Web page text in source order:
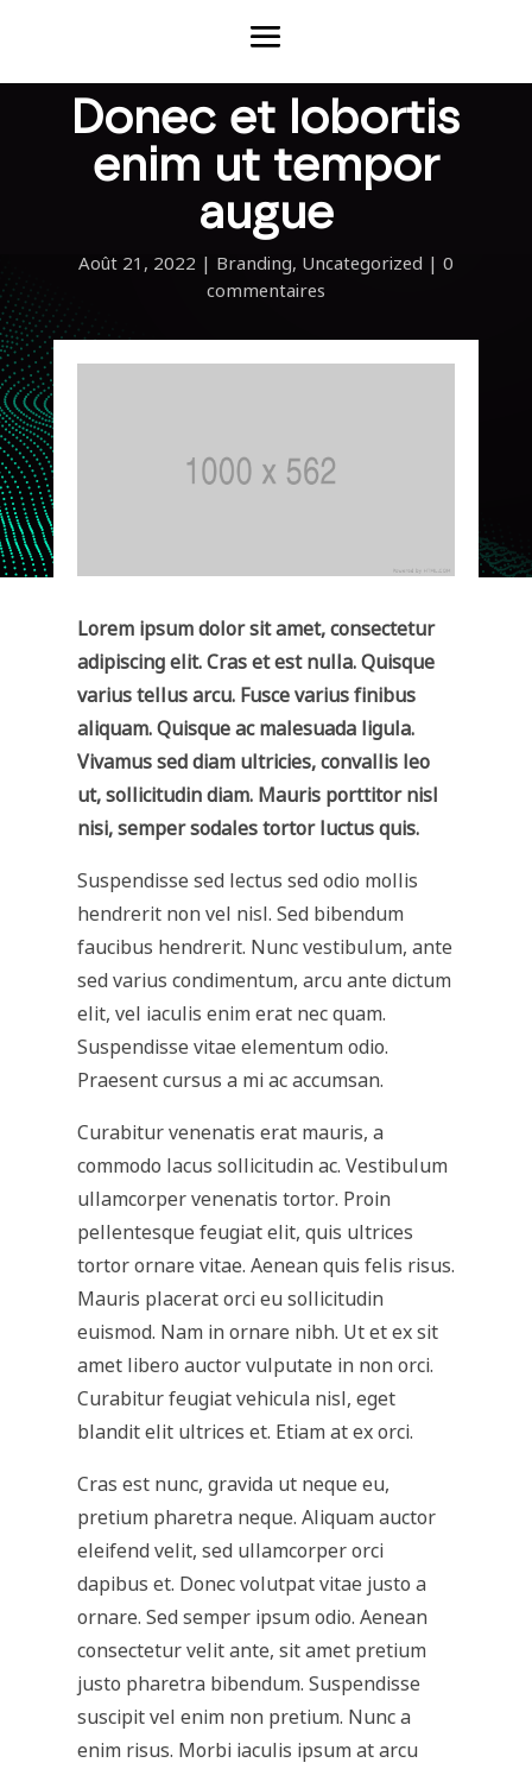
Donec et lobortis
enim ut tempor
augue
Août 21, 2022 | Branding, Uncategorized | 0
commentaires
Lorem ipsum dolor sit amet, consectetur
adipiscing elit. Cras et est nulla. Quisque
varius tellus arcu. Fusce varius finibus
aliquam. Quisque ac malesuada ligula.
Vivamus sed diam ultricies, convallis leo
ut, sollicitudin diam. Mauris porttitor nisl
nisi, semper sodales tortor luctus quis.
Suspendisse sed lectus sed odio mollis
hendrerit non vel nisl. Sed bibendum
faucibus hendrerit. Nunc vestibulum, ante
sed varius condimentum, arcu ante dictum
elit, vel iaculis enim erat nec quam.
Suspendisse vitae elementum odio.
Praesent cursus a mi ac accumsan.
Curabitur venenatis erat mauris, a
commodo lacus sollicitudin ac. Vestibulum
ullamcorper venenatis tortor. Proin
pellentesque feugiat elit, quis ultrices
tortor ornare vitae. Aenean quis felis risus.
Mauris placerat orci eu sollicitudin
euismod. Nam in ornare nibh. Ut et ex sit
amet libero auctor vulputate in non orci.
Curabitur feugiat vehicula nisl, eget
blandit elit ultrices et. Etiam at ex orci.
Cras est nunc, gravida ut neque eu,
pretium pharetra neque. Aliquam auctor
eleifend velit, sed ullamcorper orci
dapibus et. Donec volutpat vitae justo a
ornare. Sed semper ipsum odio. Aenean
consectetur velit ante, sit amet pretium
justo pharetra bibendum. Suspendisse
suscipit vel enim non pretium. Nunc a
enim risus. Morbi iaculis ipsum at arcu